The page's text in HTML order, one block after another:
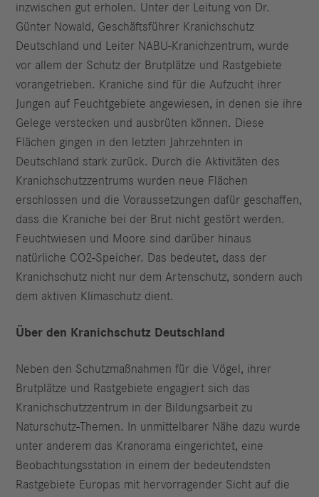
inzwischen gut erholen. Unter der Leitung von Dr.
Günter Nowald, Geschäftsführer Kranichschutz
Deutschland und Leiter NABU-Kranichzentrum, wurde
vor allem der Schutz der Brutplätze und Rastgebiete
vorangetrieben. Kraniche sind für die Aufzucht ihrer
Jungen auf Feuchtgebiete angewiesen, in denen sie ihre
Gelege verstecken und ausbrüten können. Diese
Flächen gingen in den letzten Jahrzehnten in
Deutschland stark zurück. Durch die Aktivitäten des
Kranichschutzzentrums wurden neue Flächen
erschlossen und die Voraussetzungen dafür geschaffen,
dass die Kraniche bei der Brut nicht gestört werden.
Feuchtwiesen und Moore sind darüber hinaus
natürliche CO2-Speicher. Das bedeutet, dass der
Kranichschutz nicht nur dem Artenschutz, sondern auch
dem aktiven Klimaschutz dient.
Über den Kranichschutz Deutschland
Neben den Schutzmaßnahmen für die Vögel, ihrer
Brutplätze und Rastgebiete engagiert sich das
Kranichschutzzentrum in der Bildungsarbeit zu
Naturschutz-Themen. In unmittelbarer Nähe dazu wurde
unter anderem das Kranorama eingerichtet, eine
Beobachtungsstation in einem der bedeutendsten
Rastgebiete Europas mit hervorragender Sicht auf die